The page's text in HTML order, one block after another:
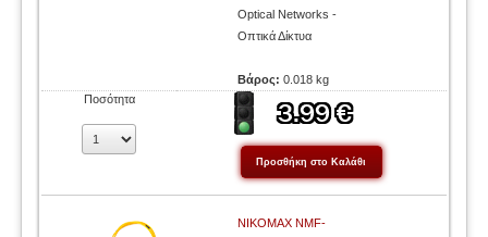
Optical Networks -
Οπτικά Δίκτυα
Βάρος:0.018 kg
Ποσότητα
NIKOMAX NMF-